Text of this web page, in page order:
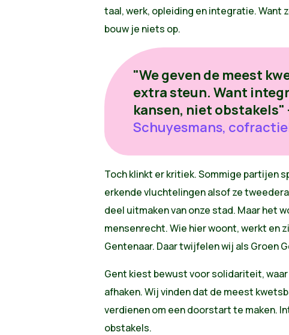
taal, werk, opleiding en integratie. Want
bouw je niets op.
"We geven de meest
extra steun. Want
kansen, niet obstakels"
Schuyesmans,
Toch klinkt er kritiek. Sommige partijen
erkende vluchtelingen alsof ze
deel uitmaken van onze stad. Maar het
mensenrecht. Wie hier woont, werkt en
Gentenaar. Daar twijfelen wij als Groen
Gent kiest bewust voor solidariteit,
afhaken. Wij vinden dat de meest
verdienen om een doorstart te maken.
obstakels.